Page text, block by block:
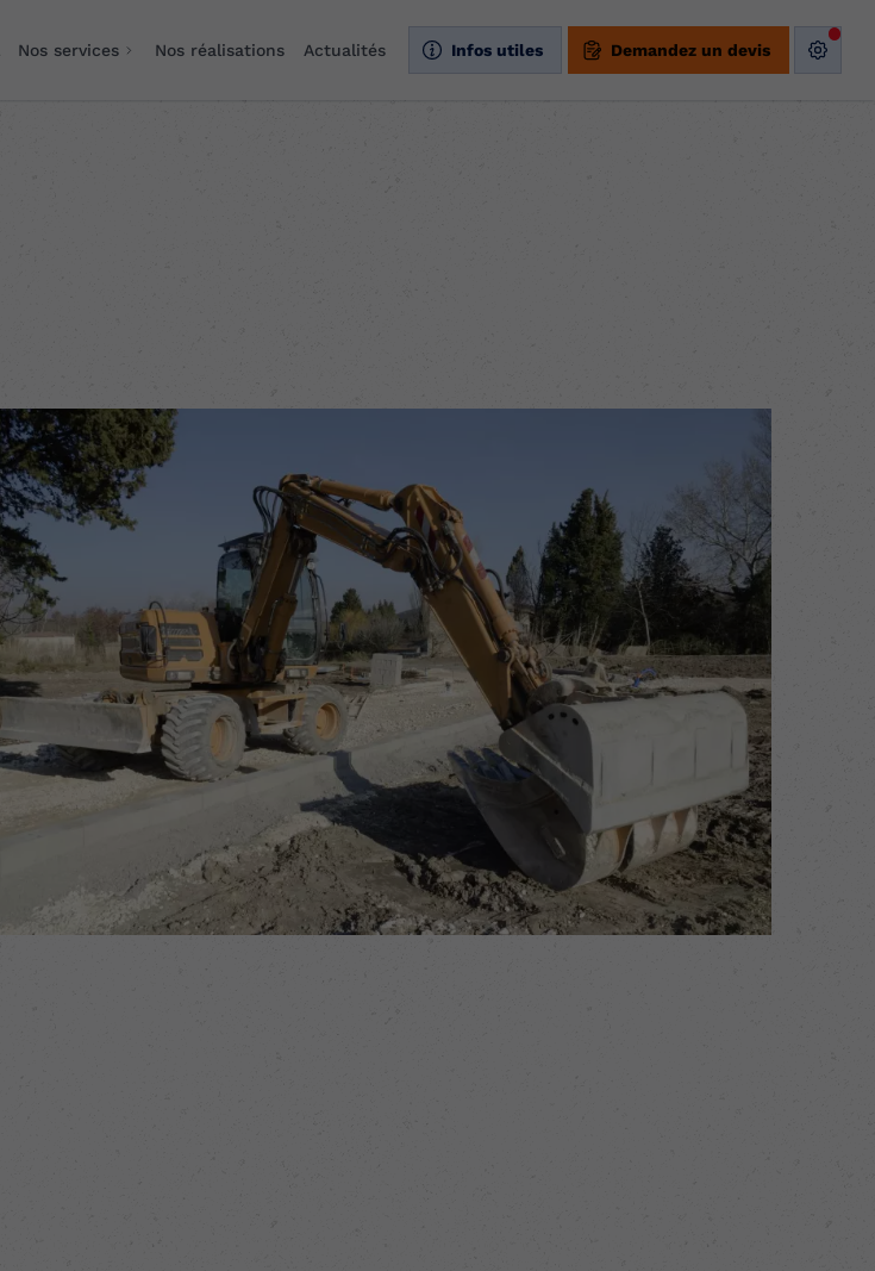
Nos services Nos réalisations Actualités Infos utiles Demandez un devis